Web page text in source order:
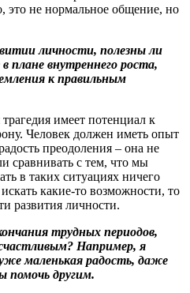
это не нормальное общение, но
личности, полезны ли
плане внутреннего роста,
к правильным
имеет потенциал к
Человек должен иметь опыт
преодоления – она не
сравнивать с тем, что мы
в таких ситуациях ничего
какие-то возможности, то
развития личности.
трудных периодов,
Например, я
маленькая радость, даже
помочь другим.